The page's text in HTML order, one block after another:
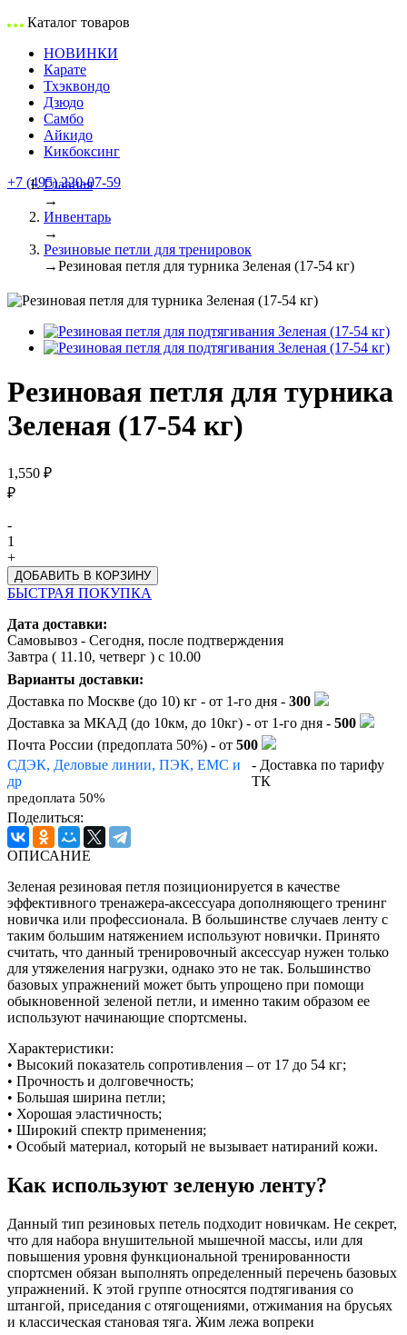
Каталог товаров
НОВИНКИ
Карате
Тхэквондо
Дзюдо
Самбо
Айкидо
Кикбоксинг
+7 (495) 220-07-59
Главная
→
Инвентарь
→
Резиновые петли для тренировок
→Резиновая петля для турника Зеленая (17-54 кг)
Резиновая петля для турника
Зеленая (17-54 кг)
1,550 ₽
₽
-
1
+
БЫСТРАЯ ПОКУПКА
Дата доставки:
Самовывоз - Сегодня, после подтверждения
Завтра ( 11.10, четверг ) с 10.00
Варианты доставки:
Доставка по Москве (до 10) кг - от 1-го дня - 300
Доставка за МКАД (до 10км, до 10кг) - от 1-го дня - 500
Почта России (предоплата 50%) - от 500
СДЭК, Деловые линии, ПЭК, EMC и
др
предоплата 50%
- Доставка по тарифу
ТК
Поделиться:
ОПИСАНИЕ
Зеленая резиновая петля позиционируется в качестве
эффективного тренажера-аксессуара дополняющего тренинг
новичка или профессионала. В большинстве случаев ленту с
таким большим натяжением используют новички. Принято
считать, что данный тренировочный аксессуар нужен только
для утяжеления нагрузки, однако это не так. Большинство
базовых упражнений может быть упрощено при помощи
обыкновенной зеленой петли, и именно таким образом ее
используют начинающие спортсмены.
Характеристики:
• Высокий показатель сопротивления – от 17 до 54 кг;
• Прочность и долговечность;
• Большая ширина петли;
• Хорошая эластичность;
• Широкий спектр применения;
• Особый материал, который не вызывает натираний кожи.
Как используют зеленую ленту?
Данный тип резиновых петель подходит новичкам. Не секрет,
что для набора внушительной мышечной массы, или для
повышения уровня функциональной тренированности
спортсмен обязан выполнять определенный перечень базовых
упражнений. К этой группе относятся подтягивания со
штангой, приседания с отягощениями, отжимания на брусьях
и классическая становая тяга. Жим лежа вопреки